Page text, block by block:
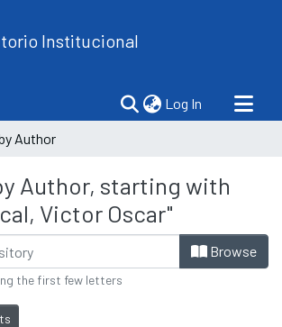
Institucional
Log In (current)
Author
Author, starting with
Victor Oscar"
Browse
the first few letters